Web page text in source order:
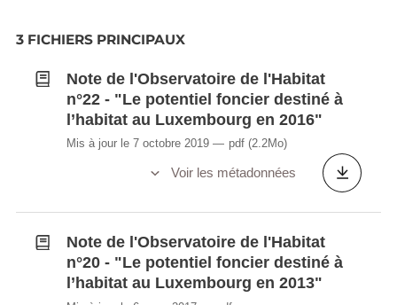
superficie des terrains disponibles pour l'habitat est
téléchargeable ci-dessous.
3 FICHIERS PRINCIPAUX
Note de l'Observatoire de l'Habitat
n°22 - "Le potentiel foncier destiné à
l’habitat au Luxembourg en 2016"
Mis à jour le 7 octobre 2019 pdf (2.2Mo)
Voir les métadonnées
Note de l'Observatoire de l'Habitat
n°20 - "Le potentiel foncier destiné à
l’habitat au Luxembourg en 2013"